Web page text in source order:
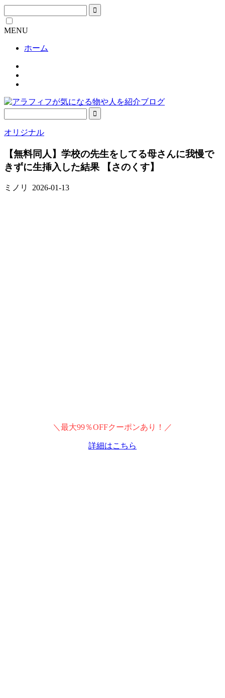
MENU
ホーム
オリジナル
【無料同人】学校の先生をしてる母さんに我慢で
きずに生挿入した結果 【さのくす】
ミノリ 2026-01-13
＼最大99％OFFクーポンあり！／
詳細はこちら